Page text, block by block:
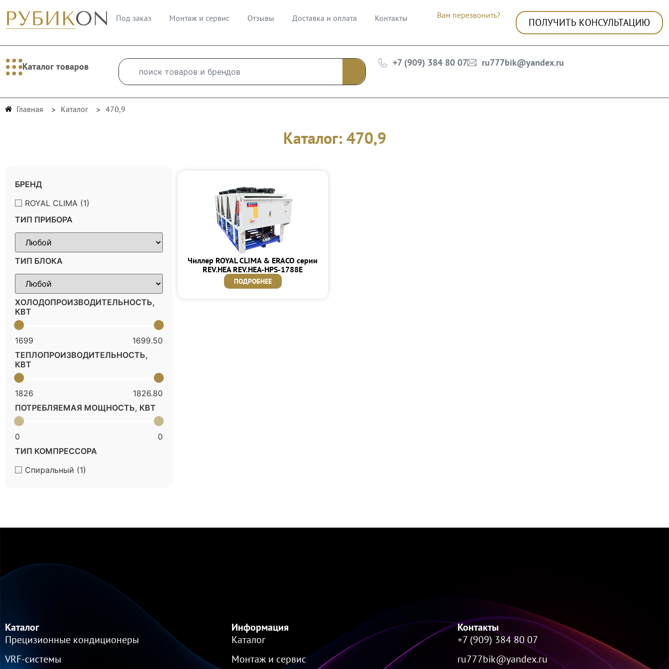
Под заказ Монтаж и сервис Отзывы Доставка и оплата Контакты Вам перезвонить?
ПОЛУЧИТЬ КОНСУЛЬТАЦИЮ
Каталог товаров +7 (909) 384 80 07 ru777bik@yandex.ru
Главная Каталог 470,9
Каталог: 470,9
БРЕНД
ROYAL CLIMA (1)
ТИП ПРИБОРА
ТИП БЛОКА
ХОЛОДОПРОИЗВОДИТЕЛЬНОСТЬ,
КВТ
1699
1699.50
ТЕПЛОПРОИЗВОДИТЕЛЬНОСТЬ,
КВТ
1826
1826.80
ПОТРЕБЛЯЕМАЯ МОЩНОСТЬ, КВТ
0
0
ТИП КОМПРЕССОРА
Спиральный (1)
Чиллер ROYAL CLIMA & ERACO серии
REV.HEA REV.HEA-HPS-1788E
ПОДРОБНЕЕ
Каталог
Прецизионные кондиционеры
VRF-cистемы
Информация
Каталог
Монтаж и сервис
Контакты
+7 (909) 384 80 07
ru777bik@yandex.ru